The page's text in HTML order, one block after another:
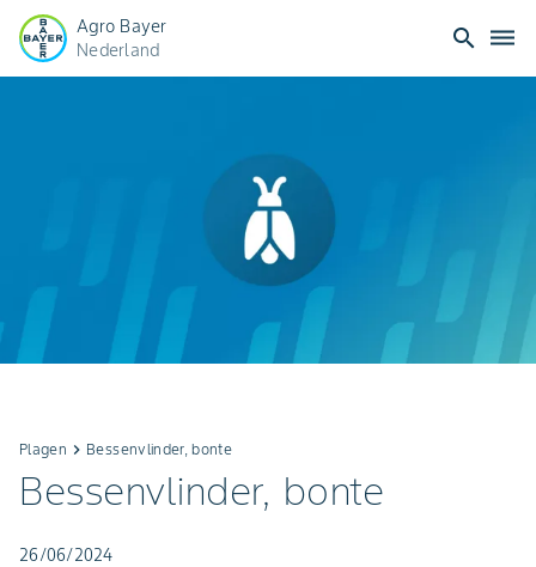
Agro Bayer
Nederland
search dehaze
Plagen keyboard_arrow_right Bessenvlinder, bonte
Bessenvlinder, bonte
26/06/2024